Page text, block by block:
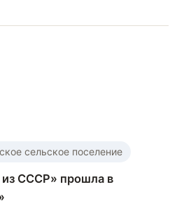
сельское поселение
СССР» прошла в